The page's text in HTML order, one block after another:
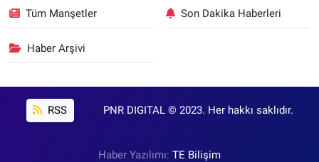
Tüm Manşetler Son Dakika Haberleri
Haber Arşivi
RSS PNR DIGITAL © 2023. Her hakkı saklıdır.
Haber Yazılımı: TE Bilişim